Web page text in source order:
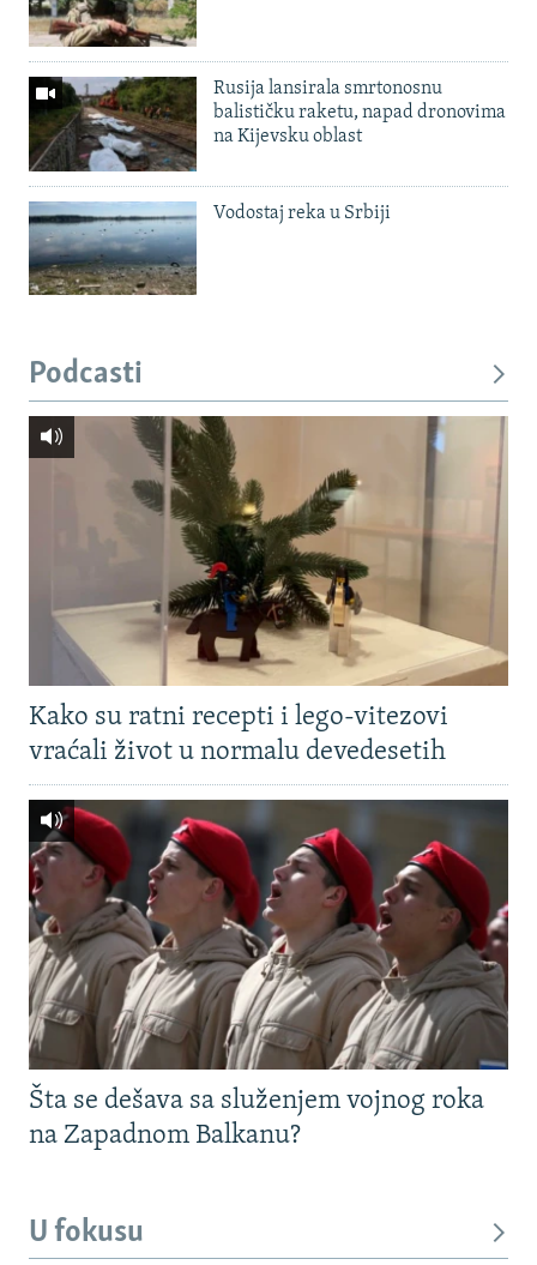
Rusija lansirala smrtonosnu
balističku raketu, napad dronovima
na Kijevsku oblast
Vodostaj reka u Srbiji
Podcasti
Kako su ratni recepti i lego-vitezovi
vraćali život u normalu devedesetih
Šta se dešava sa služenjem vojnog roka
na Zapadnom Balkanu?
U fokusu